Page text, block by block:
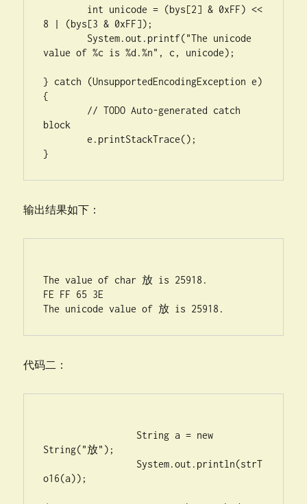
8 | (bys[3 & 0xFF]);
value of %c is %d.%n", c, unicode);
} catch (UnsupportedEncodingException e)
{
block
	e.printStackTrace();
}
输出结果如下：
The value of char 放 is 25918.
FE FF 65 3E
代码二：
String("放");
o16(a));